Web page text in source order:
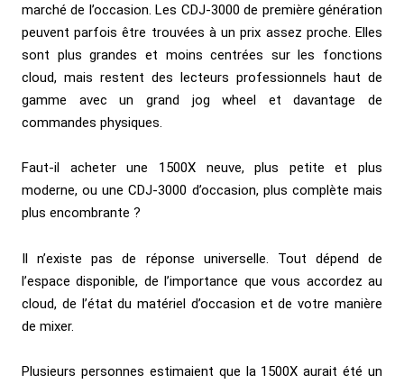
marché de l’occasion. Les CDJ-3000 de première génération
peuvent parfois être trouvées à un prix assez proche. Elles
sont plus grandes et moins centrées sur les fonctions
cloud, mais restent des lecteurs professionnels haut de
gamme avec un grand jog wheel et davantage de
commandes physiques.
Faut-il acheter une 1500X neuve, plus petite et plus
moderne, ou une CDJ-3000 d’occasion, plus complète mais
plus encombrante ?
Il n’existe pas de réponse universelle. Tout dépend de
l’espace disponible, de l’importance que vous accordez au
cloud, de l’état du matériel d’occasion et de votre manière
de mixer.
Plusieurs personnes estimaient que la 1500X aurait été un